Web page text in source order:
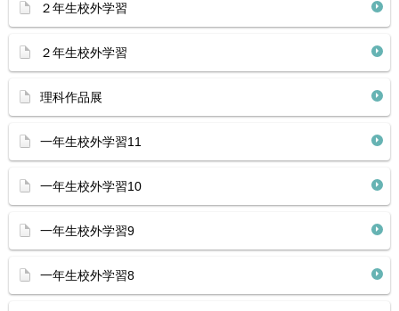
２年生校外学習
２年生校外学習
理科作品展
一年生校外学習11
一年生校外学習10
一年生校外学習9
一年生校外学習8